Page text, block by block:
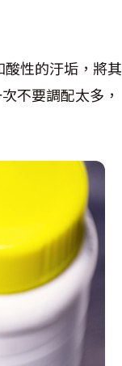
性的汙垢，將其
不要調配太多，